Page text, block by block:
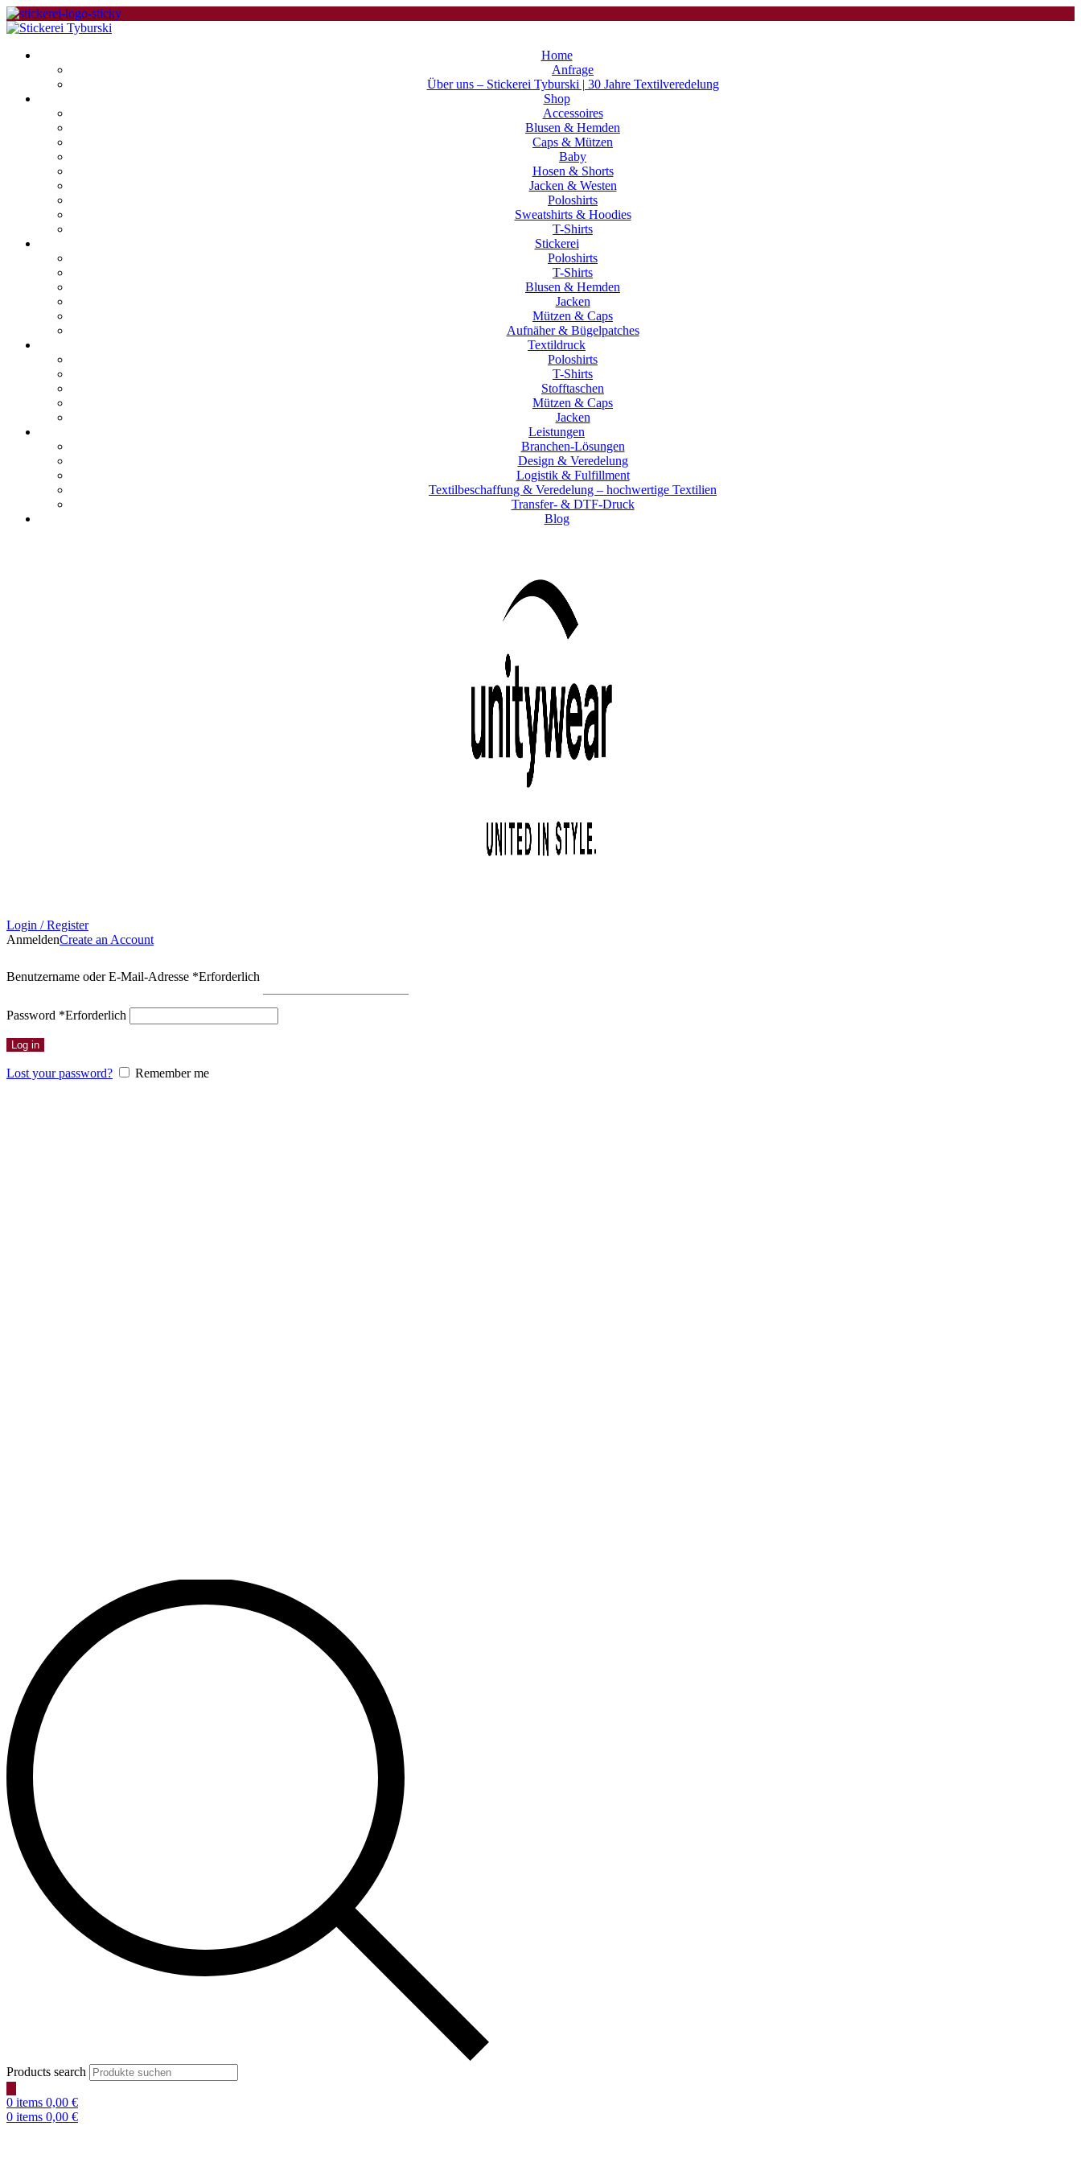
Home
Anfrage
Über uns – Stickerei Tyburski | 30 Jahre Textilveredelung
Shop
Accessoires
Blusen & Hemden
Caps & Mützen
Baby
Hosen & Shorts
Jacken & Westen
Poloshirts
Sweatshirts & Hoodies
T-Shirts
Stickerei
Poloshirts
T-Shirts
Blusen & Hemden
Jacken
Mützen & Caps
Aufnäher & Bügelpatches
Textildruck
Poloshirts
T-Shirts
Stofftaschen
Mützen & Caps
Jacken
Leistungen
Branchen-Lösungen
Design & Veredelung
Logistik & Fulfillment
Textilbeschaffung & Veredelung – hochwertige Textilien
Transfer- & DTF-Druck
Blog
Login / Register
AnmeldenCreate an Account
Benutzername oder E-Mail-Adresse *Erforderlich
Password *Erforderlich
Log in
Lost your password? Remember me
Products search
0 items 0,00 €
0 items 0,00 €